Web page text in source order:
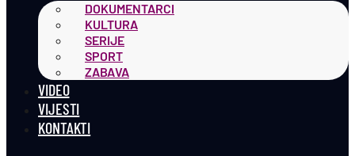
DOKUMENTARCI
KULTURA
SERIJE
SPORT
ZABAVA
VIDEO
VIJESTI
KONTAKTI